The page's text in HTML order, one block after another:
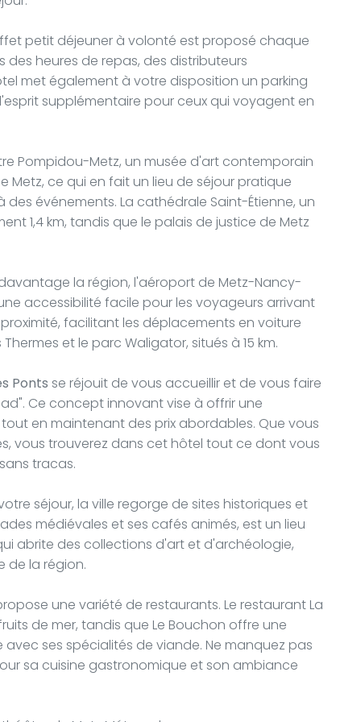
petit déjeuner à volonté est proposé chaque
des heures de repas, des distributeurs
met également à votre disposition un parking
supplémentaire pour ceux qui voyagent en
Pompidou-Metz, un musée d'art contemporain
Metz, ce qui en fait un lieu de séjour pratique
événements. La cathédrale Saint-Étienne, un
1,4 km, tandis que le palais de justice de Metz
la région, l'aéroport de Metz-Nancy-
accessibilité facile pour les voyageurs arrivant
facilitant les déplacements en voiture
et le parc Waligator, situés à 15 km.
Ponts se réjouit de vous accueillir et de vous faire
Ce concept innovant vise à offrir une
en maintenant des prix abordables. Que vous
vous trouverez dans cet hôtel tout ce dont vous
tracas.
séjour, la ville regorge de sites historiques et
médiévales et ses cafés animés, est un lieu
abrite des collections d'art et d'archéologie,
de la région.
une variété de restaurants. Le restaurant La
de mer, tandis que Le Bouchon offre une
ses spécialités de viande. Ne manquez pas
sa cuisine gastronomique et son ambiance